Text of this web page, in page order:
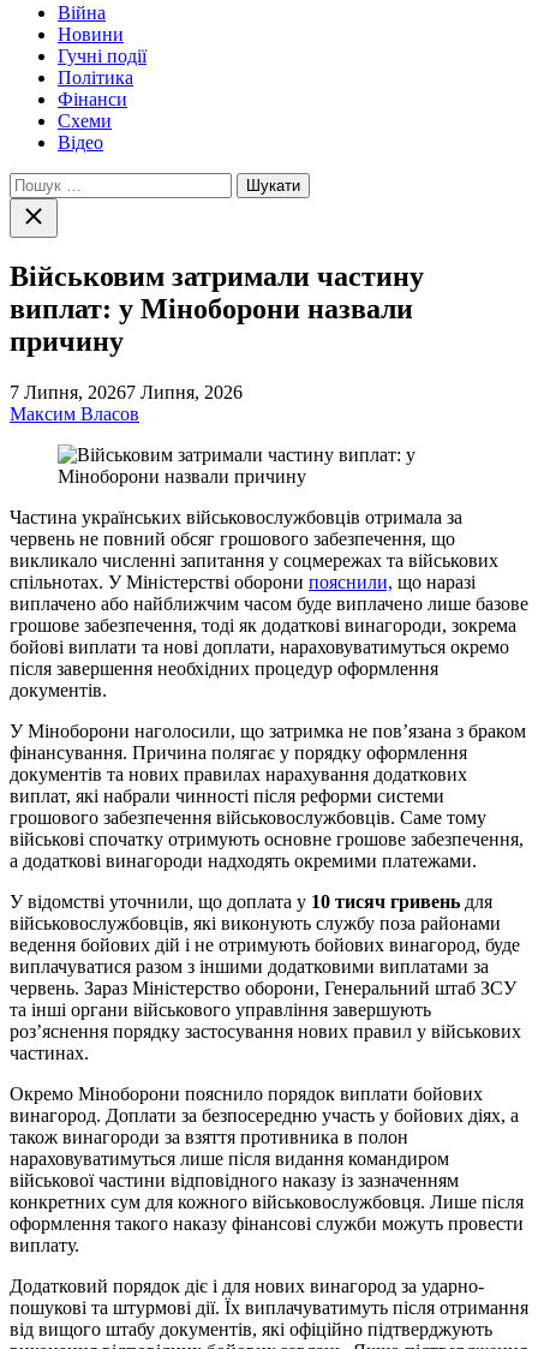
Війна
Новини
Гучні події
Політика
Фінанси
Схеми
Відео
Пошук:
Закрити
пошук
Військовим затримали частину
виплат: у Міноборони назвали
причину
7 Липня, 20267 Липня, 2026
Максим Власов
Частина українських військовослужбовців отримала за
червень не повний обсяг грошового забезпечення, що
викликало численні запитання у соцмережах та військових
спільнотах. У Міністерстві оборони пояснили, що наразі
виплачено або найближчим часом буде виплачено лише базове
грошове забезпечення, тоді як додаткові винагороди, зокрема
бойові виплати та нові доплати, нараховуватимуться окремо
після завершення необхідних процедур оформлення
документів.
У Міноборони наголосили, що затримка не пов’язана з браком
фінансування. Причина полягає у порядку оформлення
документів та нових правилах нарахування додаткових
виплат, які набрали чинності після реформи системи
грошового забезпечення військовослужбовців. Саме тому
військові спочатку отримують основне грошове забезпечення,
а додаткові винагороди надходять окремими платежами.
У відомстві уточнили, що доплата у 10 тисяч гривень для
військовослужбовців, які виконують службу поза районами
ведення бойових дій і не отримують бойових винагород, буде
виплачуватися разом з іншими додатковими виплатами за
червень. Зараз Міністерство оборони, Генеральний штаб ЗСУ
та інші органи військового управління завершують
роз’яснення порядку застосування нових правил у військових
частинах.
Окремо Міноборони пояснило порядок виплати бойових
винагород. Доплати за безпосередню участь у бойових діях, а
також винагороди за взяття противника в полон
нараховуватимуться лише після видання командиром
військової частини відповідного наказу із зазначенням
конкретних сум для кожного військовослужбовця. Лише після
оформлення такого наказу фінансові служби можуть провести
виплату.
Додатковий порядок діє і для нових винагород за ударно-
пошукові та штурмові дії. Їх виплачуватимуть після отримання
від вищого штабу документів, які офіційно підтверджують